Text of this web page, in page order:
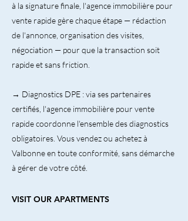
à la signature finale, l'agence immobilière pour
vente rapide gère chaque étape — rédaction
de l'annonce, organisation des visites,
négociation — pour que la transaction soit
rapide et sans friction.
→ Diagnostics DPE : via ses partenaires
certifiés, l'agence immobilière pour vente
rapide coordonne l'ensemble des diagnostics
obligatoires. Vous vendez ou achetez à
Valbonne en toute conformité, sans démarche
à gérer de votre côté.
VISIT OUR APARTMENTS